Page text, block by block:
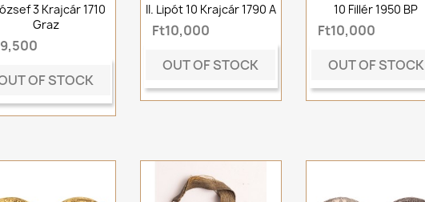
3 Krajcár 1710
Graz
OF STOCK
II. Lipót 10 Krajcár 1790 A
Ft10,000
OUT OF STOCK
10 Fillér 1950 BP
Ft10,000
OUT OF STOCK